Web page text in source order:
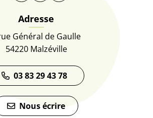
Adresse
Général de Gaulle
54220 Malzéville
03 83 29 43 78
Nous écrire